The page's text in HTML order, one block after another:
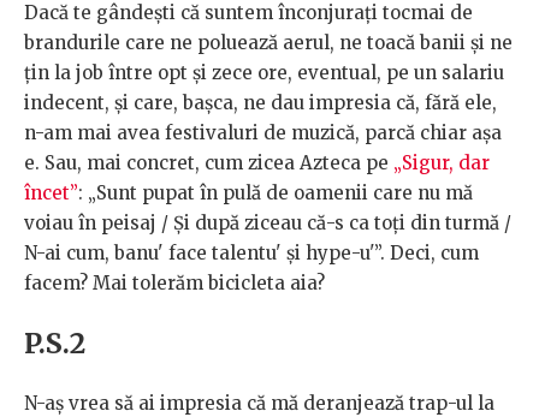
Dacă te gândești că suntem înconjurați tocmai de
brandurile care ne poluează aerul, ne toacă banii și ne
țin la job între opt și zece ore, eventual, pe un salariu
indecent, și care, bașca, ne dau impresia că, fără ele,
n-am mai avea festivaluri de muzică, parcă chiar așa
e. Sau, mai concret, cum zicea Azteca pe „Sigur, dar
încet”: „Sunt pupat în pulă de oamenii care nu mă
voiau în peisaj / Și după ziceau că-s ca toți din turmă /
N-ai cum, banu' face talentu' și hype-u'”. Deci, cum
facem? Mai tolerăm bicicleta aia?
P.S.2
N-aș vrea să ai impresia că mă deranjează trap-ul la